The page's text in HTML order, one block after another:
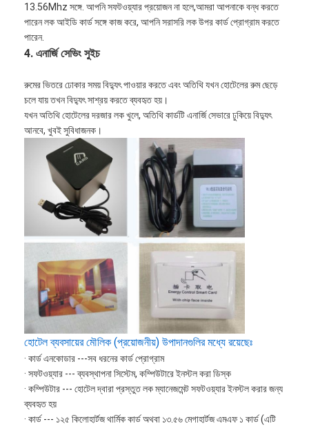
বাথরুমের স্যানিটারি সামগ্রী
বাথরুমের ঝরনা প্যানেল
বাথরুম আনুষাঙ্গিক
বাথরুমের ক্যাবিনেটের সেট
আসবাবপত্রের হ্যান্ডল এবং বোতাম
হ্যান্ডব্যাগ আনুষাঙ্গিক হার্ডওয়্যার
পুনরায় সেটযোগ্য সংমিশ্রণ লক
13.56Mhz সঙ্গে. আপনি সফটওয়্যার প্রয়োজন না হলে,আমরা আপনাকে বন্ধ করতে
পারেন লক আইডি কার্ড সঙ্গে কাজ করে, আপনি সরাসরি লক উপর কার্ড প্রোগ্রাম করতে
পারেন.
4. এনার্জি সেভিং সুইচ
রুমের ভিতরে ঢোকার সময় বিদ্যুৎ পাওয়ার করতে এবং অতিথি যখন হোটেলের রুম ছেড়ে
চলে যায় তখন বিদ্যুৎ সাশ্রয় করতে ব্যবহৃত হয়।
যখন অতিথি হোটেলের দরজার লক খুলে, অতিথি কার্ডটি এনার্জি সেভারে ঢুকিয়ে বিদ্যুৎ
আনবে, খুবই সুবিধাজনক।
হোটেল ব্যবসায়ের মৌলিক (প্রয়োজনীয়) উপাদানগুলির মধ্যে রয়েছেঃ
· কার্ড এনকোডার ---সব ধরনের কার্ড প্রোগ্রাম
· সফটওয়্যার --- ব্যবস্থাপনা সিস্টেম, কম্পিউটারে ইনস্টল করা ডিস্ক
· কম্পিউটার --- হোটেল দ্বারা প্রস্তুত লক ম্যানেজমেন্ট সফটওয়্যার ইনস্টল করার জন্য
ব্যবহৃত হয়
· কার্ড --- ১২৫ কিলোহার্টজ থার্মিক কার্ড অথবা ১৩.৫৬ মেগাহার্টজ এমএফ ১ কার্ড (এটি